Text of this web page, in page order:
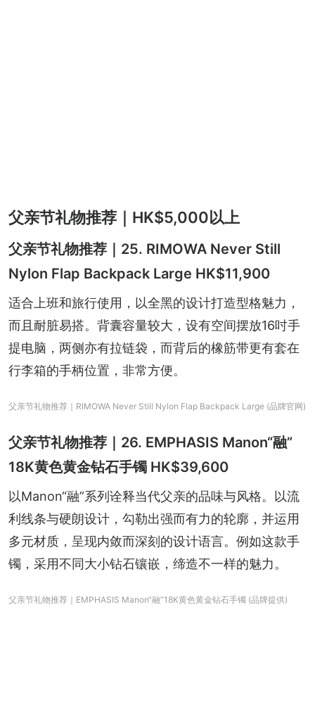
父亲节礼物推荐｜HK$5,000以上
父亲节礼物推荐｜25. RIMOWA Never Still
Nylon Flap Backpack Large HK$11,900
适合上班和旅行使用，以全黑的设计打造型格魅力，
而且耐脏易搭。背囊容量较大，设有空间摆放16吋手
提电脑，两侧亦有拉链袋，而背后的橡筋带更有套在
行李箱的手柄位置，非常方便。
父亲节礼物推荐｜RIMOWA Never Still Nylon Flap Backpack Large (品牌官网)
父亲节礼物推荐｜26. EMPHASIS Manon“融”
18K黄色黄金钻石手镯 HK$39,600
以Manon“融”系列诠释当代父亲的品味与风格。以流
利线条与硬朗设计，勾勒出强而有力的轮廓，并运用
多元材质，呈现内敛而深刻的设计语言。例如这款手
镯，采用不同大小钻石镶嵌，缔造不一样的魅力。
父亲节礼物推荐｜EMPHASIS Manon“融”18K黄色黄金钻石手镯 (品牌提供)